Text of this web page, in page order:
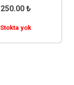
250.00 ₺
Stokta yok